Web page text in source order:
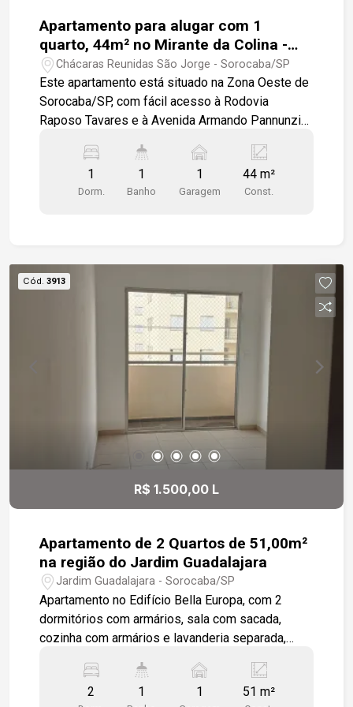
Apartamento para alugar com 1
quarto, 44m² no Mirante da Colina -
Sorocaba
Chácaras Reunidas São Jorge - Sorocaba/SP
Este apartamento está situado na Zona Oeste de
Sorocaba/SP, com fácil acesso à Rodovia
Raposo Tavares e à Avenida Armando Pannunzio.
Hospital Regional II e ao Hospital da Unimed. O
imóvel conta com um dormitório equipado com
armário modulado, uma sala que oferece dois
conforto e praticidade em uma localização
privilegiada. Gostaria de agendar uma visita?
1
Dorm.
1
Banho
1
Garagem
44 m²
Const.
Cód. 3913
R$ 1.500,00 L
Apartamento de 2 Quartos de 51,00m²
na região do Jardim Guadalajara
Jardim Guadalajara - Sorocaba/SP
Apartamento no Edifício Bella Europa, com 2
dormitórios com armários, sala com sacada,
cozinha com armários e lavanderia separada,
de garagem descoberta e privativa. Portaria 24hs,
2 Quiosques com churrasqueira, Quadra
2 1 1 51 m²